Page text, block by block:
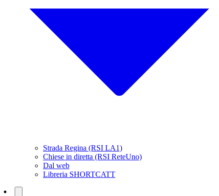
Strada Regina (RSI LA1)
Chiese in diretta (RSI ReteUno)
Dal web
Libreria SHORTCATT